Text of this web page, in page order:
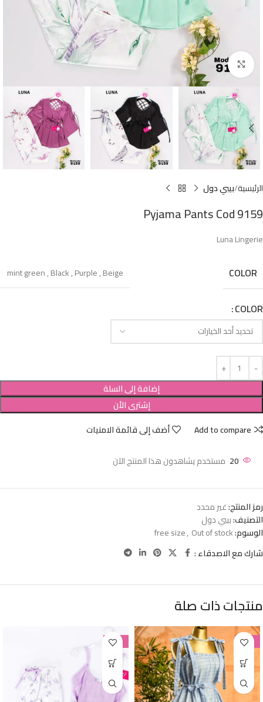
Click to enlarge
الرئيسية بيبي دول
Pyjama Pants Cod 9159
Luna Lingerie
COLOR
mint green,Black,Purple,Beige
COLOR
إضافة إلى السلة
إشترى الأن
Add to compare
أضف إلى قائمة الامنيات
20 مستخدم يشاهدون هذا المنتج الآن
رمز المنتج:غير محدد
التصنيف:بيبي دول
الوسوم:
free size, Out of stock
شارك مع الاصدقاء :
منتجات ذات صلة
-38%
-38%